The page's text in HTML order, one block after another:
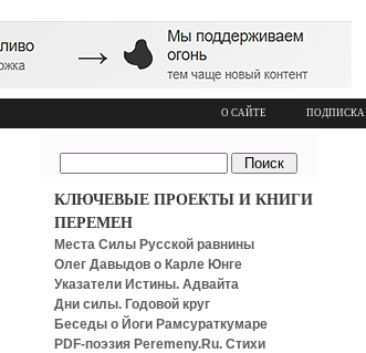
О САЙТЕ ПОДПИСКА
КЛЮЧЕВЫЕ ПРОЕКТЫ И КНИГИ
ПЕРЕМЕН
Места Силы Русской равнины
Олег Давыдов о Карле Юнге
Указатели Истины. Адвайта
Дни силы. Годовой круг
Беседы о Йоги Рамсураткумаре
PDF-поэзия Peremeny.Ru. Стихи